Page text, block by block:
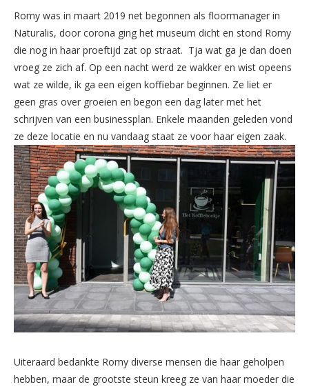
Romy was in maart 2019 net begonnen als floormanager in
Naturalis, door corona ging het museum dicht en stond Romy
die nog in haar proeftijd zat op straat. Tja wat ga je dan doen
vroeg ze zich af. Op een nacht werd ze wakker en wist opeens
wat ze wilde, ik ga een eigen koffiebar beginnen. Ze liet er
geen gras over groeien en begon een dag later met het
schrijven van een businessplan. Enkele maanden geleden vond
ze deze locatie en nu vandaag staat ze voor haar eigen zaak.
Uiteraard bedankte Romy diverse mensen die haar geholpen
hebben, maar de grootste steun kreeg ze van haar moeder die